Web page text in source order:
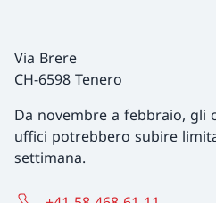
Via Brere
CH-6598 Tenero
Da novembre a febbraio, gli
uffici potrebbero subire
settimana.